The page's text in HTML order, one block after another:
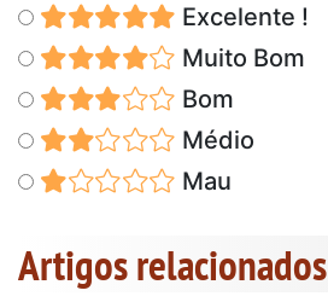
Excelente !
Muito Bom
Bom
Médio
Mau
Artigos relacionados